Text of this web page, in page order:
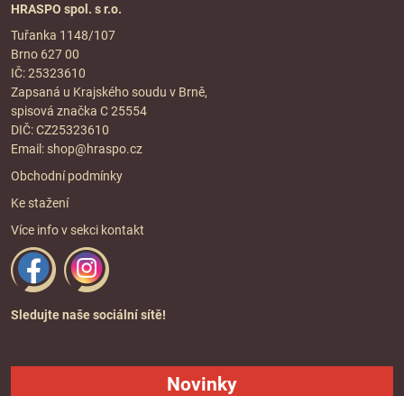
HRASPO spol. s r.o.
Tuřanka 1148/107
Brno 627 00
IČ: 25323610
Zapsaná u Krajského soudu v Brně,
spisová značka C 25554
DIČ: CZ25323610
Email: shop@hraspo.cz
Obchodní podmínky
Ke stažení
Více info v sekci kontakt
Sledujte naše sociální sítě!
Novinky